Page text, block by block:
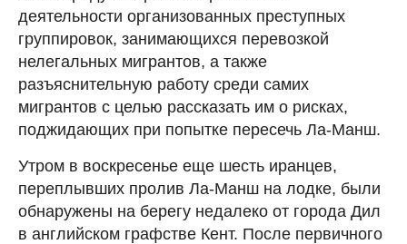
деятельности организованных преступных
группировок, занимающихся перевозкой
нелегальных мигрантов, а также
разъяснительную работу среди самих
мигрантов с целью рассказать им о рисках,
поджидающих при попытке пересечь Ла-Манш.
Утром в воскресенье еще шесть иранцев,
переплывших пролив Ла-Манш на лодке, были
обнаружены на берегу недалеко от города Дил
в английском графстве Кент. После первичного